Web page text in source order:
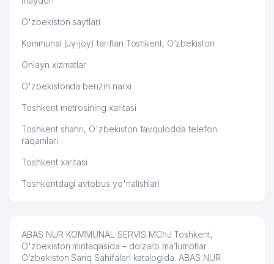
O'zbekiston saytlari
Kommunal (uy-joy) tariflari Toshkent, O‘zbekiston
Onlayn xizmatlar
O'zbekistonda benzin narxi
Toshkent metrosining xaritasi
Toshkent shahri, O'zbekiston favqulodda telefon
raqamlari
Toshkent xaritasi
Toshkentdagi avtobus yo'nalishlari
ABAS NUR KOMMUNAL SERVIS MChJ Toshkent,
O'zbekiston mintaqasida – dolzarb ma’lumotlar
O’zbekiston Sariq Sahifalari katalogida. ABAS NUR